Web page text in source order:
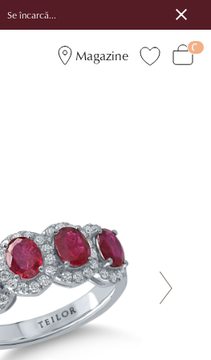
Se încarcă...
Magazine